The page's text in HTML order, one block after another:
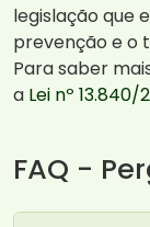
legislação que
prevenção e o
Para saber
a Lei nº 13.840/
FAQ -